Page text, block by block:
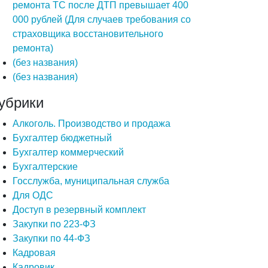
ремонта ТС после ДТП превышает 400
000 рублей (Для случаев требования со
страховщика восстановительного
ремонта)
(без названия)
(без названия)
Алкоголь. Производство и продажа
Бухгалтер бюджетный
Бухгалтер коммерческий
Бухгалтерские
Госслужба, муниципальная служба
Для ОДС
Доступ в резервный комплект
Закупки по 223-ФЗ
Закупки по 44-ФЗ
Кадровая